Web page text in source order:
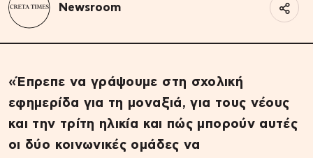
Newsroom
«Έπρεπε να γράψουμε στη σχολική
εφημερίδα για τη μοναξιά, για τους νέους
και την τρίτη ηλικία και πώς μπορούν αυτές
οι δύο κοινωνικές ομάδες να